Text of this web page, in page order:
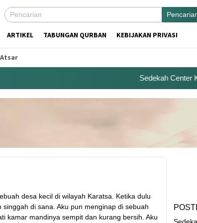
ARTIKEL TABUNGAN QURBAN KEBIJAKAN PRIVASI
Sedekah Center
desa kecil di wilayah Karatsa. Ketika dulu
di sana. Aku pun menginap di sebuah
kamar mandinya sempit dan kurang bersih. Aku